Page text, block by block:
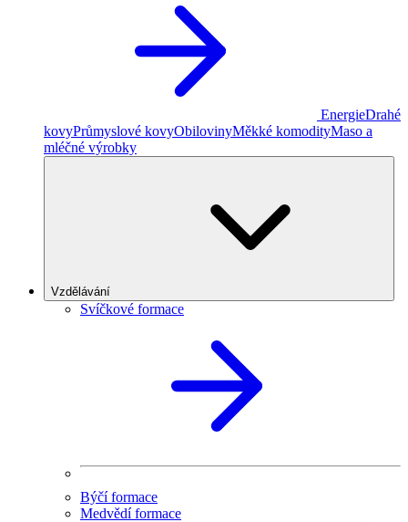
EnergieDrahé
kovyPrůmyslové kovyObilovinyMěkké komodityMaso a
mléčné výrobky
Vzdělávání
Svíčkové formace
Býčí formace
Medvědí formace